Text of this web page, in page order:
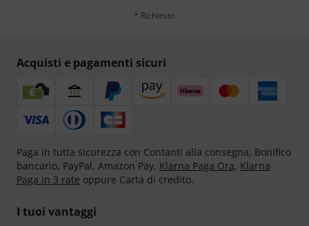
* Richiesto
Acquisti e pagamenti sicuri
Paga in tutta sicurezza con Contanti alla consegna, Bonifico
bancario, PayPal, Amazon Pay, Klarna Paga Ora, Klarna
Paga in 3 rate oppure Carta di credito.
I tuoi vantaggi